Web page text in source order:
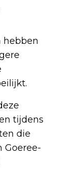
hebben
tijdens
die
Goeree-